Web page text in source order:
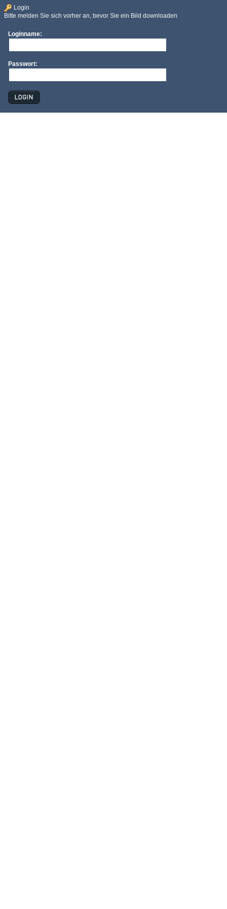
Login
Bitte melden Sie sich vorher an, bevor Sie ein Bild downloaden
Loginname:
Passwort: